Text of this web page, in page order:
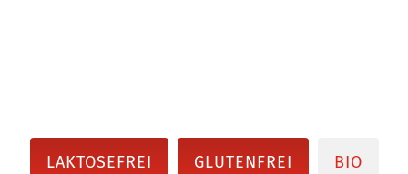
LAKTOSEFREI GLUTENFREI BIO